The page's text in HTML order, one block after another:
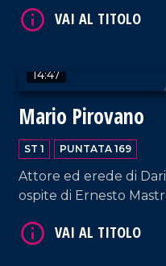
14:47
Mario Pirovano
ST 1 PUNTATA 169
Attore ed erede di
ospite di Ernesto
VAI AL TITOLO